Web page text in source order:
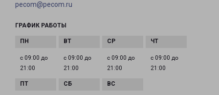
pecom@pecom.ru
ГРАФИК РАБОТЫ
с 09:00 до
21:00
с 09:00 до
21:00
с 09:00 до
21:00
с 09:00 до
21:00